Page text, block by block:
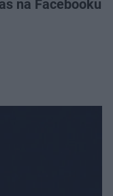
na Facebooku!